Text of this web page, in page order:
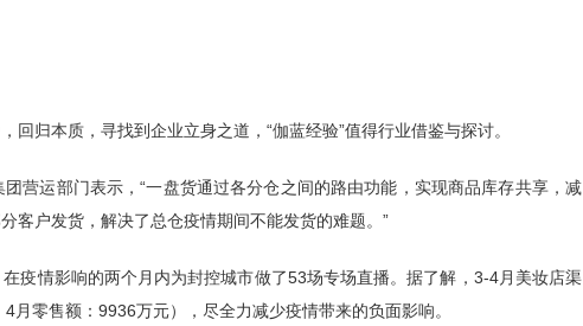
归本质，寻找到企业立身之道，“伽蓝经验”值得行业借鉴与探讨。
营运部门表示，“一盘货通过各分仓之间的路由功能，实现商品库存共享，减
客户发货，解决了总仓疫情期间不能发货的难题。”
疫情影响的两个月内为封控城市做了53场专场直播。据了解，3-4月美妆店渠
零售额：9936万元），尽全力减少疫情带来的负面影响。